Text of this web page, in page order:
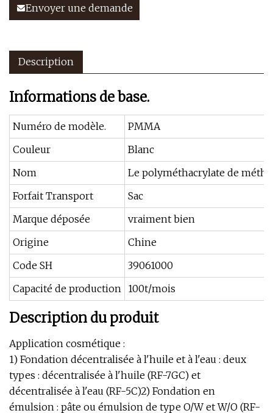
Envoyer une demande
Description
Informations de base.
Numéro de modèle.
PMMA
Couleur
Blanc
Nom
Le polyméthacrylate de
Forfait Transport
Sac
Marque déposée
vraiment bien
Origine
Chine
Code SH
39061000
Capacité de production 100t/mois
Description du produit
Application cosmétique :
1) Fondation décentralisée à l'huile et à l'eau : deux
types : décentralisée à l'huile (RF-7GC) et
décentralisée à l'eau (RF-5C)2) Fondation en
émulsion : pâte ou émulsion de type O/W et W/O (RF-